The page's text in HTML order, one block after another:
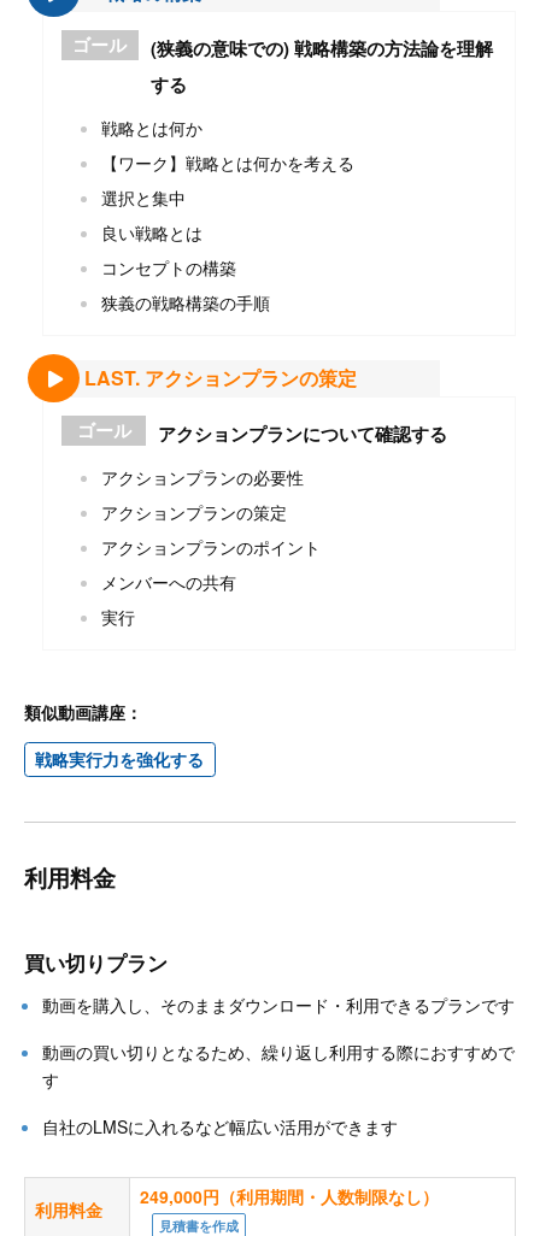
ゴール
(狭義の意味での) 戦略構築の方法論を理解
する
戦略とは何か
【ワーク】戦略とは何かを考える
選択と集中
良い戦略とは
コンセプトの構築
狭義の戦略構築の手順
LAST. アクションプランの策定
ゴール アクションプランについて確認する
アクションプランの必要性
アクションプランの策定
アクションプランのポイント
メンバーへの共有
実行
類似動画講座：
戦略実行力を強化する
利用料金
買い切りプラン
動画を購入し、そのままダウンロード・利用できるプランです
動画の買い切りとなるため、繰り返し利用する際におすすめで
す
自社のLMSに入れるなど幅広い活用ができます
利用料金
249,000円（利用期間・人数制限なし）
見積書を作成